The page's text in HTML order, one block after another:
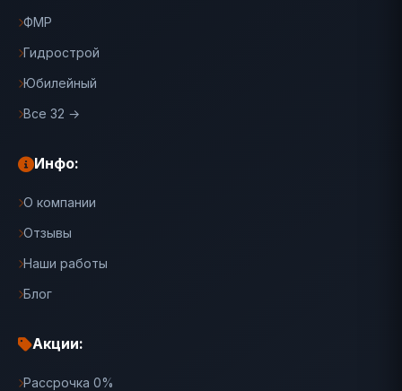
ФМР
Гидрострой
Юбилейный
Все 32 →
Инфо:
О компании
Отзывы
Наши работы
Блог
Акции:
Рассрочка 0%